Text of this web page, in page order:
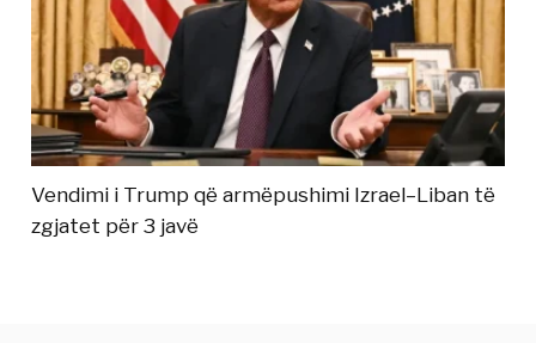
Vendimi i Trump që armëpushimi Izrael–Liban të
zgjatet për 3 javë